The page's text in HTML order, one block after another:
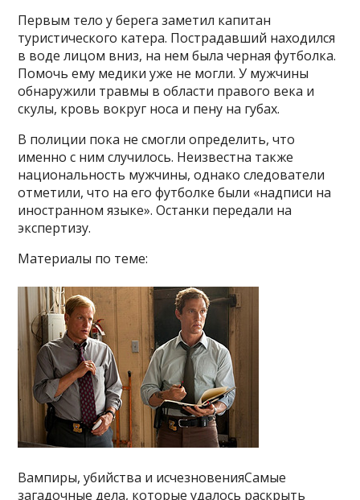
Первым тело у берега заметил капитан
туристического катера. Пострадавший находился
в воде лицом вниз, на нем была черная футболка.
Помочь ему медики уже не могли. У мужчины
обнаружили травмы в области правого века и
скулы, кровь вокруг носа и пену на губах.
В полиции пока не смогли определить, что
именно с ним случилось. Неизвестна также
национальность мужчины, однако следователи
отметили, что на его футболке были «надписи на
иностранном языке». Останки передали на
экспертизу.
Материалы по теме:
Вампиры, убийства и исчезновенияСамые
загадочные дела, которые удалось раскрыть